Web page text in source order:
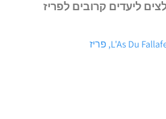
ליעדים קרובים לפריז